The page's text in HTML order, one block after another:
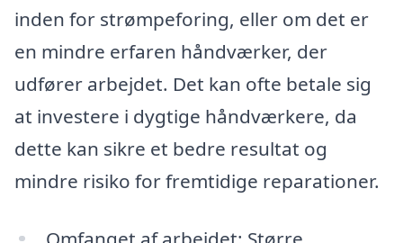
inden for strømpeforing, eller om det er
en mindre erfaren håndværker, der
udfører arbejdet. Det kan ofte betale sig
at investere i dygtige håndværkere, da
dette kan sikre et bedre resultat og
mindre risiko for fremtidige reparationer.